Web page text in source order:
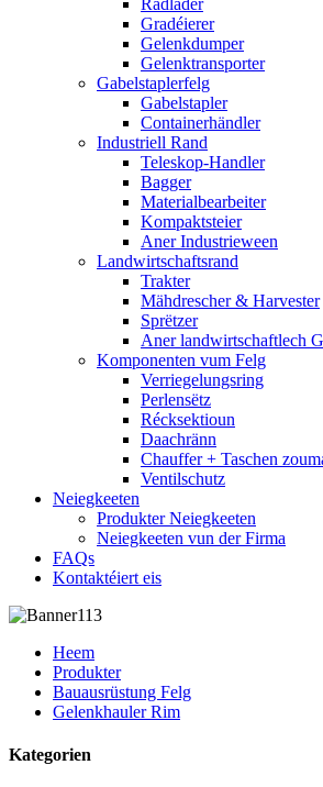
Radlader
Gradéierer
Gelenkdumper
Gelenktransporter
Gabelstaplerfelg
Gabelstapler
Containerhändler
Industriell Rand
Teleskop-Handler
Bagger
Materialbearbeiter
Kompaktsteier
Aner Industrieween
Landwirtschaftsrand
Trakter
Mähdrescher & Harvester
Sprëtzer
Aner landwirtschaftlech
Komponenten vum Felg
Verriegelungsring
Perlensëtz
Récksektioun
Daachränn
Chauffer + Taschen
Ventilschutz
Neiegkeeten
Produkter Neiegkeeten
Neiegkeeten vun der Firma
FAQs
Kontaktéiert eis
Heem
Produkter
Bauausrüstung Felg
Gelenkhauler Rim
Kategorien